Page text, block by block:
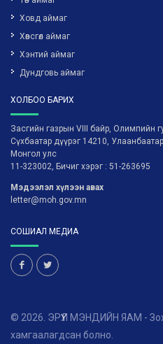
Ховд аймаг
Хөвсгөл аймаг
Хэнтий аймаг
Дундговь аймаг
ХОЛБОО БАРИХ
Засгийн газрын VIII байр, Олимпийн
Сүхбаатар дүүрэг 14210,
Монгол улс
11-323002, Бичиг хэрэг : 51-263695
Мэдээлэл хүлээн авах
letter@moh.gov.mn
СОШИАЛ МЕДИА
© 2026. ЭРҮҮЛ МЭНДИЙН ЯАМ -
хамгаалагдсан болно.